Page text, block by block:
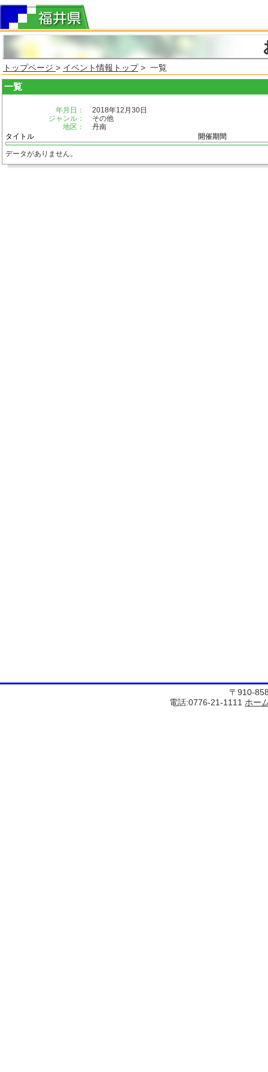
トップページ > イベント情報トップ> 一覧
一覧
年月日：
2018年12月30日
ジャンル：
その他
地区：
丹南
タイトル
開催期間
データがありません。
〒910-
電話:0776-21-1111 ホー